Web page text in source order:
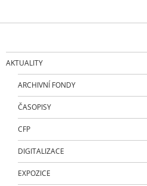
AKTUALITY
ARCHIVNÍ FONDY
ČASOPISY
CFP
DIGITALIZACE
EXPOZICE